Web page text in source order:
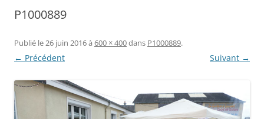
P1000889
Publié le26 juin 2016à 600 × 400dans P1000889.
← Précédent Suivant →